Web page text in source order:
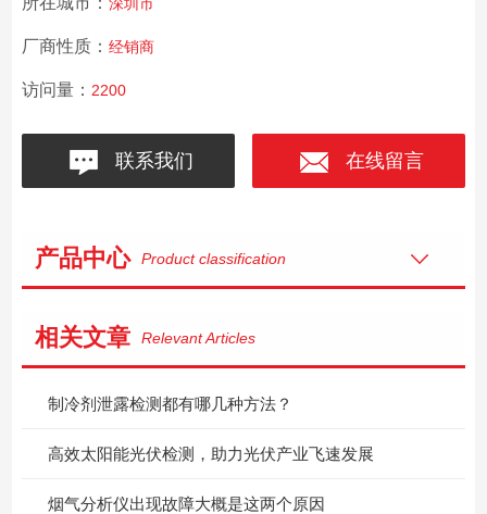
厂商性质： 经销商
访问量： 2200
联系我们 在线留言
产品中心 Product classification
相关文章 Relevant Articles
制冷剂泄露检测都有哪几种方法？
高效太阳能光伏检测，助力光伏产业飞速发展
烟气分析仪出现故障大概是这两个原因